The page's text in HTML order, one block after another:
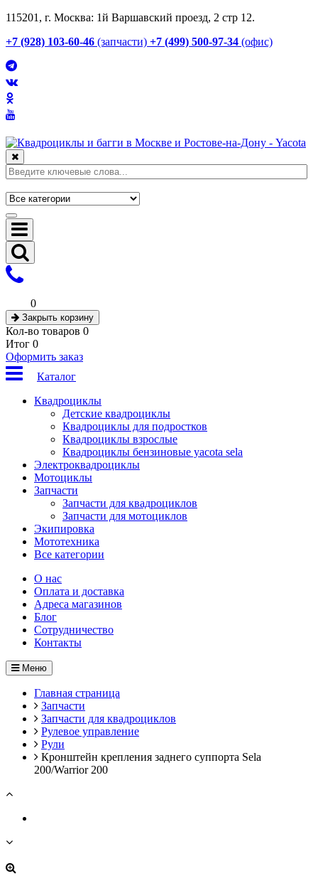
115201, г. Москва: 1й Варшавский проезд, 2 стр 12.
+7 (928) 103-60-46 (запчасти) +7 (499) 500-97-34 (офис)
0
Закрыть корзину
Кол-во товаров 0
Итог 0
Оформить заказ
Каталог
Квадроциклы
Детские квадроциклы
Квадроциклы для подростков
Квадроциклы взрослые
Квадроциклы бензиновые yacota sela
Электроквадроциклы
Мотоциклы
Запчасти
Запчасти для квадроциклов
Запчасти для мотоциклов
Экипировка
Мототехника
Все категории
О нас
Оплата и доставка
Адреса магазинов
Блог
Сотрудничество
Контакты
Меню
Главная страница
Запчасти
Запчасти для квадроциклов
Рулевое управление
Рули
Кронштейн крепления заднего суппорта Sela
200/Warrior 200